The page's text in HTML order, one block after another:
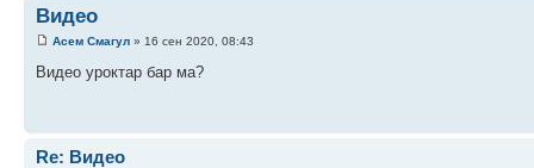
Видео
Асем Смагул » 16 сен 2020, 08:43
Видео уроктар бар ма?
Re: Видео